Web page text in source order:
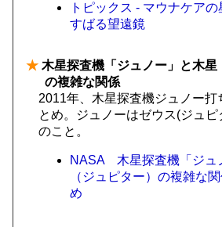
トピックス - マウナケア
すばる望遠鏡
★ 木星探査機「ジュノー」と木星
の複雑な関係
2011年、木星探査機ジュノー打
とめ。ジュノーはゼウス(ジュピ
のこと。
NASA 木星探査機「ジュ
（ジュピター）の複雑な
め